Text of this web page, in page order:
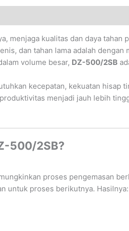
menjaga kualitas dan daya tahan
dan tahan lama adalah dengan
volume besar, DZ-500/2SB
kecepatan, kekuatan hisap
menjadi jauh lebih
500/2SB?
proses pengemasan
untuk proses berikutnya. Hasilnya: